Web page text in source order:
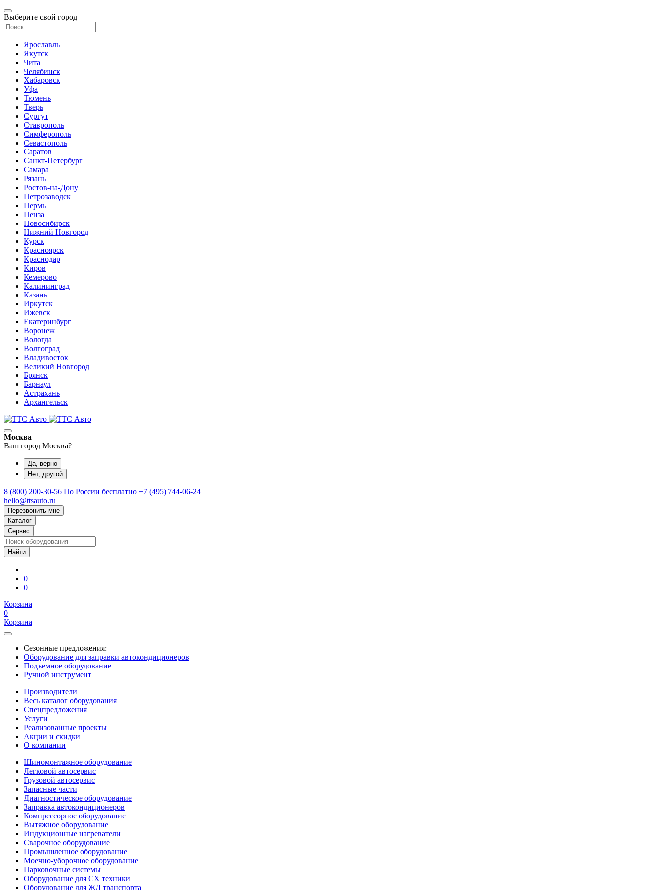
Выберите свой город
Ярославль
Якутск
Чита
Челябинск
Хабаровск
Уфа
Тюмень
Тверь
Сургут
Ставрополь
Симферополь
Севастополь
Саратов
Санкт-Петербург
Самара
Рязань
Ростов-на-Дону
Петрозаводск
Пермь
Пенза
Новосибирск
Нижний Новгород
Курск
Красноярск
Краснодар
Киров
Кемерово
Калининград
Казань
Иркутск
Ижевск
Екатеринбург
Воронеж
Вологда
Волгоград
Владивосток
Великий Новгород
Брянск
Барнаул
Астрахань
Архангельск
Москва
Ваш город Москва?
Да, верно
Нет, другой
8 (800) 200-30-56 По России бесплатно +7 (495) 744-06-24
hello@ttsauto.ru
Перезвонить мне
Каталог
Сервис
0
0
Корзина
0
Корзина
Сезонные предложения:
Оборудование для заправки автокондиционеров
Подъемное оборудование
Ручной инструмент
Производители
Весь каталог оборудования
Спецпредложения
Услуги
Реализованные проекты
Акции и скидки
О компании
Шиномонтажное оборудование
Легковой автосервис
Грузовой автосервис
Запасные части
Диагностическое оборудование
Заправка автокондиционеров
Компрессорное оборудование
Вытяжное оборудование
Индукционные нагреватели
Сварочное оборудование
Промышленное оборудование
Моечно-уборочное оборудование
Парковочные системы
Оборудование для СХ техники
Оборудование для ЖД транспорта